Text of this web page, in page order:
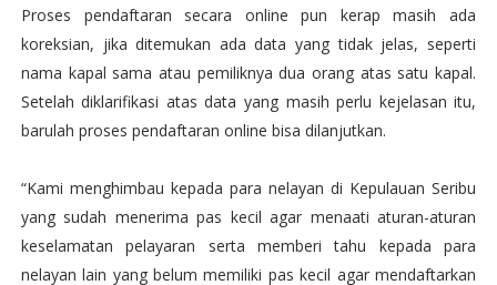
Proses pendaftaran secara online pun kerap masih ada
koreksian, jika ditemukan ada data yang tidak jelas, seperti
nama kapal sama atau pemiliknya dua orang atas satu kapal.
Setelah diklarifikasi atas data yang masih perlu kejelasan itu,
barulah proses pendaftaran online bisa dilanjutkan.
“Kami menghimbau kepada para nelayan di Kepulauan Seribu
yang sudah menerima pas kecil agar menaati aturan-aturan
keselamatan pelayaran serta memberi tahu kepada para
nelayan lain yang belum memiliki pas kecil agar mendaftarkan